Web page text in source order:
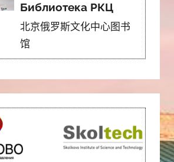
Библиотека РКЦ
北京俄罗斯文化中心图书
馆